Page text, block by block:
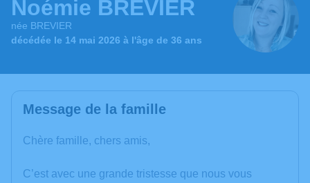
Noémie BREVIER
née BREVIER
décédée le 14 mai 2026 à l'âge de 36 ans
Message de la famille
Chère famille, chers amis,
C’est avec une grande tristesse que nous vous